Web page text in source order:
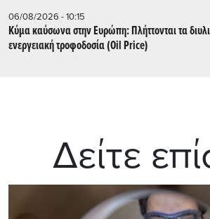
06/08/2026 - 10:15
Κύμα καύσωνα στην Ευρώπη: Πλήττονται τα
ενεργειακή τροφοδοσία (Oil Price)
Δείτε